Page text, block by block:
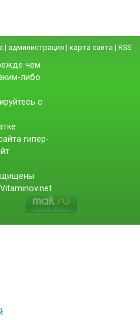
| администрация | карта сайта | RSS
чем
либо
с
гипер-